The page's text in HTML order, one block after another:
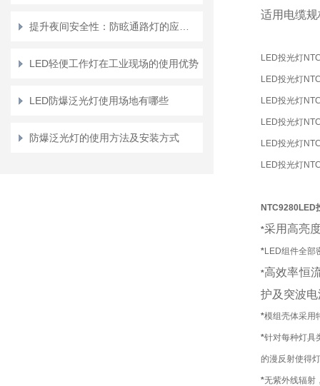
LED轻便工作灯在工业现场的使用优势
LED防爆泛光灯使用场地有哪些
防爆泛光灯的使用方法及安装方式
适用电缆规
LED投光灯
LED投光灯
LED投光灯
LED投光灯
LED投光灯
LED投光灯
NTC9280LED
*采用高亮
*LED组件全部
*高效率恒
护及突波
*模组壳体采用
*针对每种灯具
的漫反射使得
*无紫外线辐射